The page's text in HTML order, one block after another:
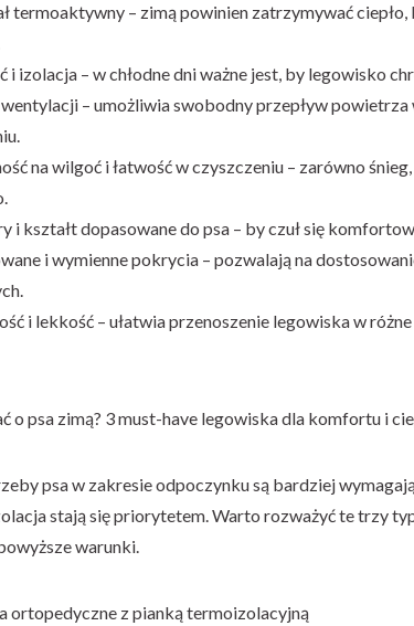
termoaktywny – zimą powinien zatrzymywać ciepło,
i izolacja – w chłodne dni ważne jest, by legowisko
wentylacji – umożliwia swobodny przepływ powietrza
na wilgoć i łatwość w czyszczeniu – zarówno
i kształt dopasowane do psa – by czuł się
i wymienne pokrycia – pozwalają na
i lekkość – ułatwia przenoszenie legowiska w
o psa zimą? 3 must-have legowiska dla komfortu i
psa w zakresie odpoczynku są bardziej
stają się priorytetem. Warto rozważyć te trzy
warunki.
ortopedyczne z pianką termoizolacyjną